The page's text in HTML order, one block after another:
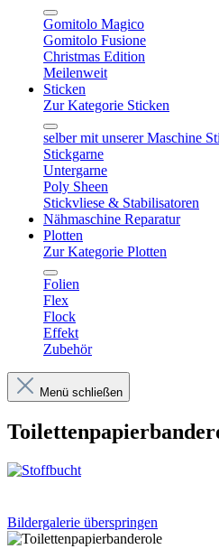
Gomitolo Magico
Gomitolo Fusione
Christmas Edition
Meilenweit
Sticken
Zur Kategorie Sticken
selber mit unserer Maschine
Stickgarne
Untergarne
Poly Sheen
Stickvliese & Stabilisatoren
Nähmaschine Reparatur
Plotten
Zur Kategorie Plotten
Folien
Flex
Flock
Effekt
Zubehör
Menü schließen
Bildergalerie überspringen